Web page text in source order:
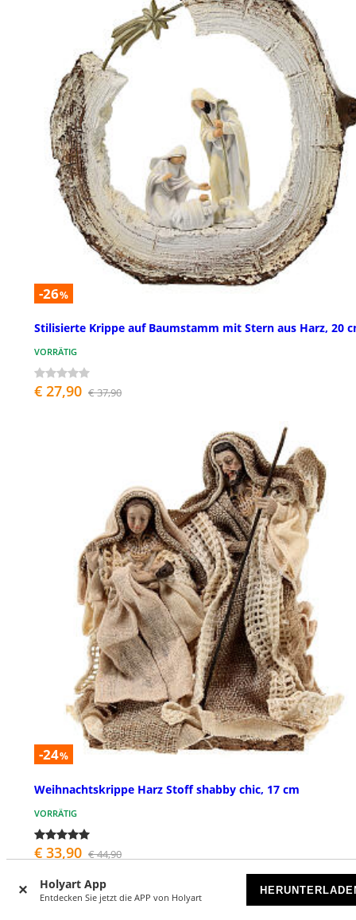
Holyart App
Entdecken Sie jetzt die APP von Holyart
-26%
Stilisierte Krippe auf Baumstamm mit Stern aus Harz, 20
VORRÄTIG
€ 27,90 € 37,90
-24%
Weihnachtskrippe Harz Stoff shabby chic, 17 cm
VORRÄTIG
€ 33,90 € 44,90